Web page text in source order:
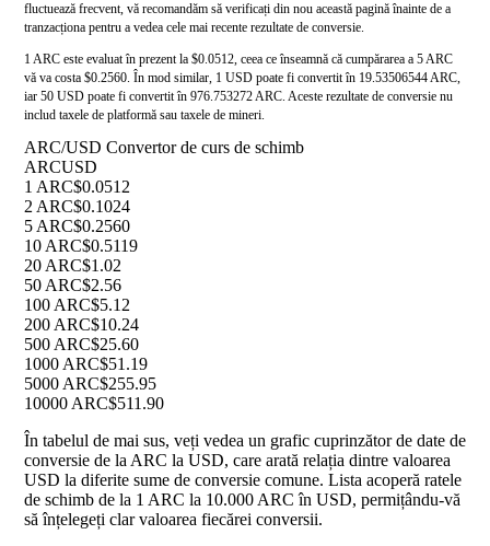
fluctuează frecvent, vă recomandăm să verificați din nou această pagină înainte de a
tranzacționa pentru a vedea cele mai recente rezultate de conversie.
1 ARC este evaluat în prezent la $0.0512, ceea ce înseamnă că cumpărarea a 5 ARC
vă va costa $0.2560. În mod similar, 1 USD poate fi convertit în 19.53506544 ARC,
iar 50 USD poate fi convertit în 976.753272 ARC. Aceste rezultate de conversie nu
includ taxele de platformă sau taxele de mineri.
ARC/USD Convertor de curs de schimb
ARCUSD
1 ARC$0.0512
2 ARC$0.1024
5 ARC$0.2560
10 ARC$0.5119
20 ARC$1.02
50 ARC$2.56
100 ARC$5.12
200 ARC$10.24
500 ARC$25.60
1000 ARC$51.19
5000 ARC$255.95
10000 ARC$511.90
În tabelul de mai sus, veți vedea un grafic cuprinzător de date de
conversie de la ARC la USD, care arată relația dintre valoarea
USD la diferite sume de conversie comune. Lista acoperă ratele
de schimb de la 1 ARC la 10.000 ARC în USD, permițându-vă
să înțelegeți clar valoarea fiecărei conversii.